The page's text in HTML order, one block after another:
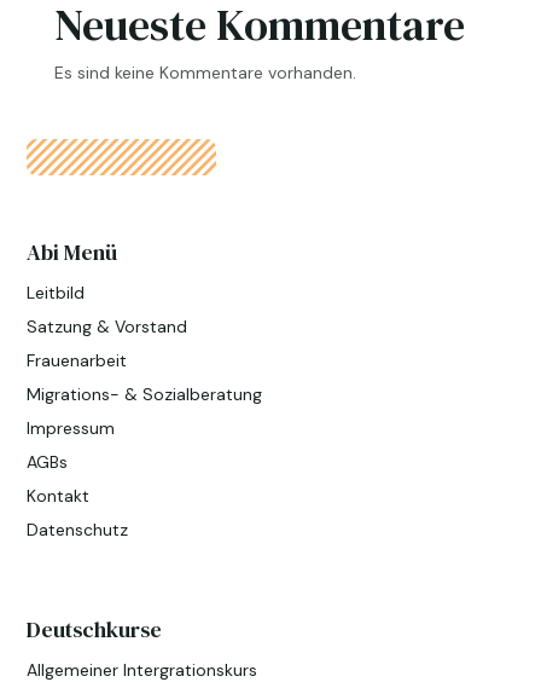
Neueste Kommentare
Es sind keine Kommentare vorhanden.
Abi Menü
Leitbild
Satzung & Vorstand
Frauenarbeit
Migrations- & Sozialberatung
Impressum
AGBs
Kontakt
Datenschutz
Deutschkurse
Allgemeiner Intergrationskurs